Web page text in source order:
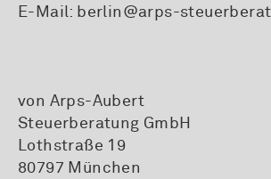
E-Mail: berlin@arps-
von Arps-Aubert
Steuerberatung GmbH
Lothstraße 19
80797 München